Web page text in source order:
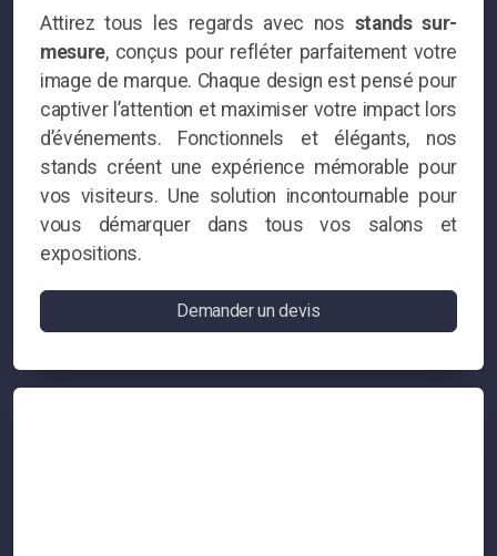
Attirez tous les regards avec nos stands sur-
mesure, conçus pour refléter parfaitement votre
image de marque. Chaque design est pensé pour
captiver l’attention et maximiser votre impact lors
d’événements. Fonctionnels et élégants, nos
stands créent une expérience mémorable pour
vos visiteurs. Une solution incontournable pour
vous démarquer dans tous vos salons et
expositions.
Demander un devis
Lettre découpée ALU
Lettre découpée PVC
Lettre découpée Inox miroir
Lettre découpée plexi
Lettres boitiers LED
Lettre boitier éléctrozinguée
Lettre boitier alu
Lettre boitier alu brossé